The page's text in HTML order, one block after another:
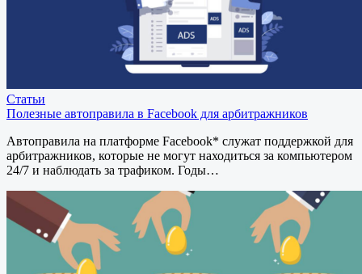
Статьи
Полезные автоправила в Facebook для арбитражников
Автоправила на платформе Facebook* служат поддержкой для
арбитражников, которые не могут находиться за компьютером
24/7 и наблюдать за трафиком. Годы…